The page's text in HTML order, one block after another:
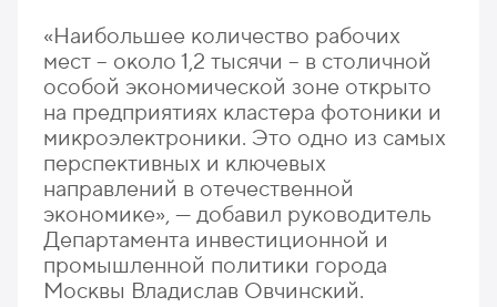
«Наибольшее количество рабочих
мест – около 1,2 тысячи – в столичной
особой экономической зоне открыто
на предприятиях кластера фотоники и
микроэлектроники. Это одно из самых
перспективных и ключевых
направлений в отечественной
экономике», — добавил руководитель
Департамента инвестиционной и
промышленной политики города
Москвы Владислав Овчинский.